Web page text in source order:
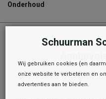
Onderhoud
Schuurman
Wij gebruiken cookies (en
onze website te verbeteren en
advertenties aan te bieden.